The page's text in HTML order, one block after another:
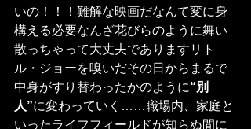
いの！！！難解な映画だなんて変に身
構える必要なんざ花びらのように舞い
散っちゃって大丈夫でありますリト
ル・ジョーを嗅いだその日からまるで
中身がすり替わったかのように“別
人”に変わっていく……職場内、家庭と
いったライフフィールドが知らぬ間に